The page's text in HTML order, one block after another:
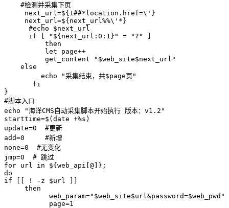
#检测并采集下页
next_url=${1##*location.href=\'}
next_url=${next_url%%\'*}
#echo $next_url
if [ "${next_url:0:1}" = "?" ]
then
let page++
get_content "$web_site$next_url"
else
echo "采集结束，共$page页"
fi
}
#脚本入口
echo "海洋CMS自动采集脚本开始执行 版本：v1.2"
starttime=$(date +%s)
update=0  #更新
add=0     #新增
none=0  #无变化
jmp=0  # 跳过
for url in ${web_api[@]};
do
if [[ ! -z $url ]]
then
web_param="$web_site$url&password=$web_pwd"
page=1